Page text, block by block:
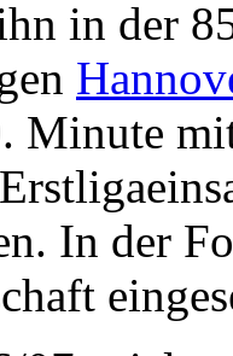
in der
Minute
In der